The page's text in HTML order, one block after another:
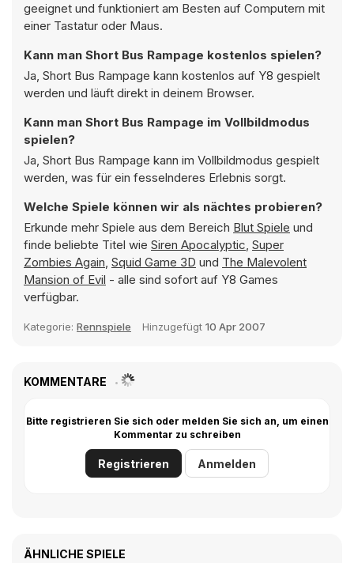
geeignet und funktioniert am Besten auf Computern mit
einer Tastatur oder Maus.
Kann man Short Bus Rampage kostenlos spielen?
Ja, Short Bus Rampage kann kostenlos auf Y8 gespielt
werden und läuft direkt in deinem Browser.
Kann man Short Bus Rampage im Vollbildmodus
spielen?
Ja, Short Bus Rampage kann im Vollbildmodus gespielt
werden, was für ein fesselnderes Erlebnis sorgt.
Welche Spiele können wir als nächtes probieren?
Erkunde mehr Spiele aus dem Bereich Blut Spiele und
finde beliebte Titel wie Siren Apocalyptic, Super
Zombies Again, Squid Game 3D und The Malevolent
Mansion of Evil - alle sind sofort auf Y8 Games
verfügbar.
Kategorie: Rennspiele Hinzugefügt 10 Apr 2007
KOMMENTARE
Bitte registrieren Sie sich oder melden Sie sich an, um einen
Kommentar zu schreiben
Registrieren Anmelden
ÄHNLICHE SPIELE